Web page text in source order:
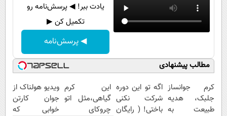
یادت ببر! ◀ پرسش‌نامه رو
تکمیل کن ▶
◀ پرسش‌نامه
مطالب پیشنهادی
کرم جوانساز
جلبک، هدیه
طبیعت به
اگه تو این دوره
شرکت نکنی
باختی! ( رایگان
این کرم
گیاهی،مثل اتو
چروکای
ویدیو هولناک از
جوان کارتن
خوابی که